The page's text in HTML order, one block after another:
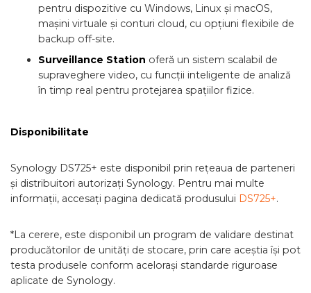
pentru dispozitive cu Windows, Linux și macOS,
mașini virtuale și conturi cloud, cu opțiuni flexibile de
backup off-site.
Surveillance Station oferă un sistem scalabil de
supraveghere video, cu funcții inteligente de analiză
în timp real pentru protejarea spațiilor fizice.
Disponibilitate
Synology DS725+ este disponibil prin rețeaua de parteneri
și distribuitori autorizați Synology. Pentru mai multe
informații, accesați pagina dedicată produsului DS725+.
*La cerere, este disponibil un program de validare destinat
producătorilor de unități de stocare, prin care aceștia își pot
testa produsele conform acelorași standarde riguroase
aplicate de Synology.